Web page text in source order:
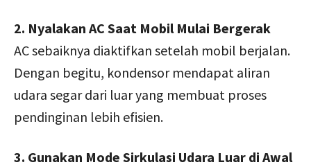
2. Nyalakan AC Saat Mobil Mulai Bergerak
AC sebaiknya diaktifkan setelah mobil berjalan.
Dengan begitu, kondensor mendapat aliran
udara segar dari luar yang membuat proses
pendinginan lebih efisien.
3. Gunakan Mode Sirkulasi Udara Luar di Awal